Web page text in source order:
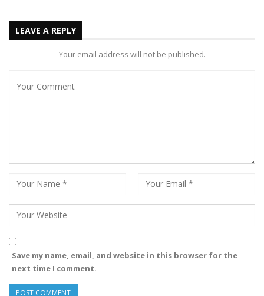
LEAVE A REPLY
Your email address will not be published.
Save my name, email, and website in this browser for the
next time I comment.